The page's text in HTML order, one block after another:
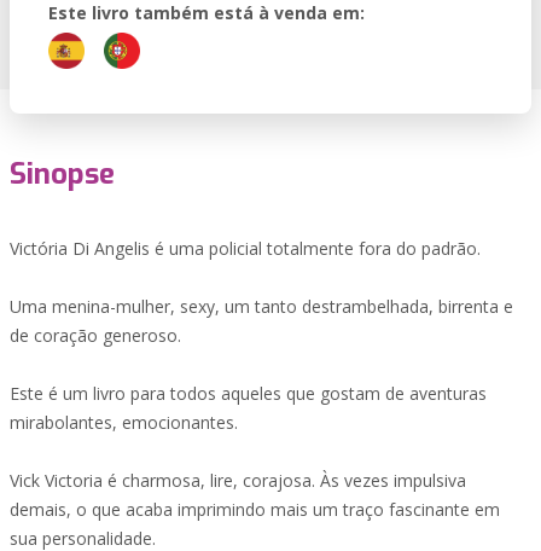
Este livro também está à venda em:
Sinopse
Victória Di Angelis é uma policial totalmente fora do padrão.
Uma menina-mulher, sexy, um tanto destrambelhada, birrenta e
de coração generoso.
Este é um livro para todos aqueles que gostam de aventuras
mirabolantes, emocionantes.
Vick Victoria é charmosa, lire, corajosa. Às vezes impulsiva
demais, o que acaba imprimindo mais um traço fascinante em
sua personalidade.